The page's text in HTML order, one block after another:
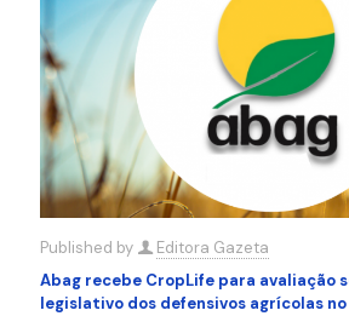
Published by
Editora Gazeta
Abag recebe CropLife para avaliação
legislativo dos defensivos agrícolas